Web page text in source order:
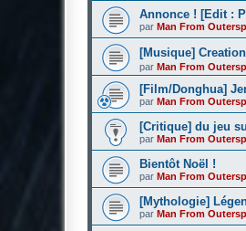
Annonce ! [Edit :
par Man From
[Musique]
par Man From
[Film/Donghua]
par Man From
[Critique] du jeu
par Man From
Bientôt Noël !
par Man From
[Mythologie]
par Man From